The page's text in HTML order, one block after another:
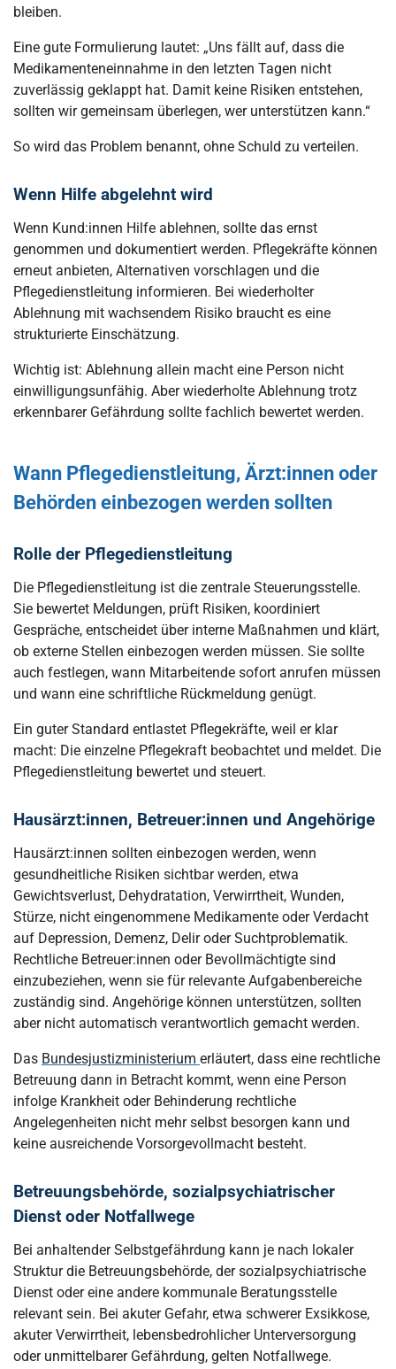
bleiben.
Eine gute Formulierung lautet: „Uns fällt auf, dass die
Medikamenteneinnahme in den letzten Tagen nicht
zuverlässig geklappt hat. Damit keine Risiken entstehen,
sollten wir gemeinsam überlegen, wer unterstützen kann.“
So wird das Problem benannt, ohne Schuld zu verteilen.
Wenn Hilfe abgelehnt wird
Wenn Kund:innen Hilfe ablehnen, sollte das ernst
genommen und dokumentiert werden. Pflegekräfte können
erneut anbieten, Alternativen vorschlagen und die
Pflegedienstleitung informieren. Bei wiederholter
Ablehnung mit wachsendem Risiko braucht es eine
strukturierte Einschätzung.
Wichtig ist: Ablehnung allein macht eine Person nicht
einwilligungsunfähig. Aber wiederholte Ablehnung trotz
erkennbarer Gefährdung sollte fachlich bewertet werden.
Wann Pflegedienstleitung, Ärzt:innen oder
Behörden einbezogen werden sollten
Rolle der Pflegedienstleitung
Die Pflegedienstleitung ist die zentrale Steuerungsstelle.
Sie bewertet Meldungen, prüft Risiken, koordiniert
Gespräche, entscheidet über interne Maßnahmen und klärt,
ob externe Stellen einbezogen werden müssen. Sie sollte
auch festlegen, wann Mitarbeitende sofort anrufen müssen
und wann eine schriftliche Rückmeldung genügt.
Ein guter Standard entlastet Pflegekräfte, weil er klar
macht: Die einzelne Pflegekraft beobachtet und meldet. Die
Pflegedienstleitung bewertet und steuert.
Hausärzt:innen, Betreuer:innen und Angehörige
Hausärzt:innen sollten einbezogen werden, wenn
gesundheitliche Risiken sichtbar werden, etwa
Gewichtsverlust, Dehydratation, Verwirrtheit, Wunden,
Stürze, nicht eingenommene Medikamente oder Verdacht
auf Depression, Demenz, Delir oder Suchtproblematik.
Rechtliche Betreuer:innen oder Bevollmächtigte sind
einzubeziehen, wenn sie für relevante Aufgabenbereiche
zuständig sind. Angehörige können unterstützen, sollten
aber nicht automatisch verantwortlich gemacht werden.
Das Bundesjustizministerium erläutert, dass eine rechtliche
Betreuung dann in Betracht kommt, wenn eine Person
infolge Krankheit oder Behinderung rechtliche
Angelegenheiten nicht mehr selbst besorgen kann und
keine ausreichende Vorsorgevollmacht besteht.
Betreuungsbehörde, sozialpsychiatrischer
Dienst oder Notfallwege
Bei anhaltender Selbstgefährdung kann je nach lokaler
Struktur die Betreuungsbehörde, der sozialpsychiatrische
Dienst oder eine andere kommunale Beratungsstelle
relevant sein. Bei akuter Gefahr, etwa schwerer Exsikkose,
akuter Verwirrtheit, lebensbedrohlicher Unterversorgung
oder unmittelbarer Gefährdung, gelten Notfallwege.